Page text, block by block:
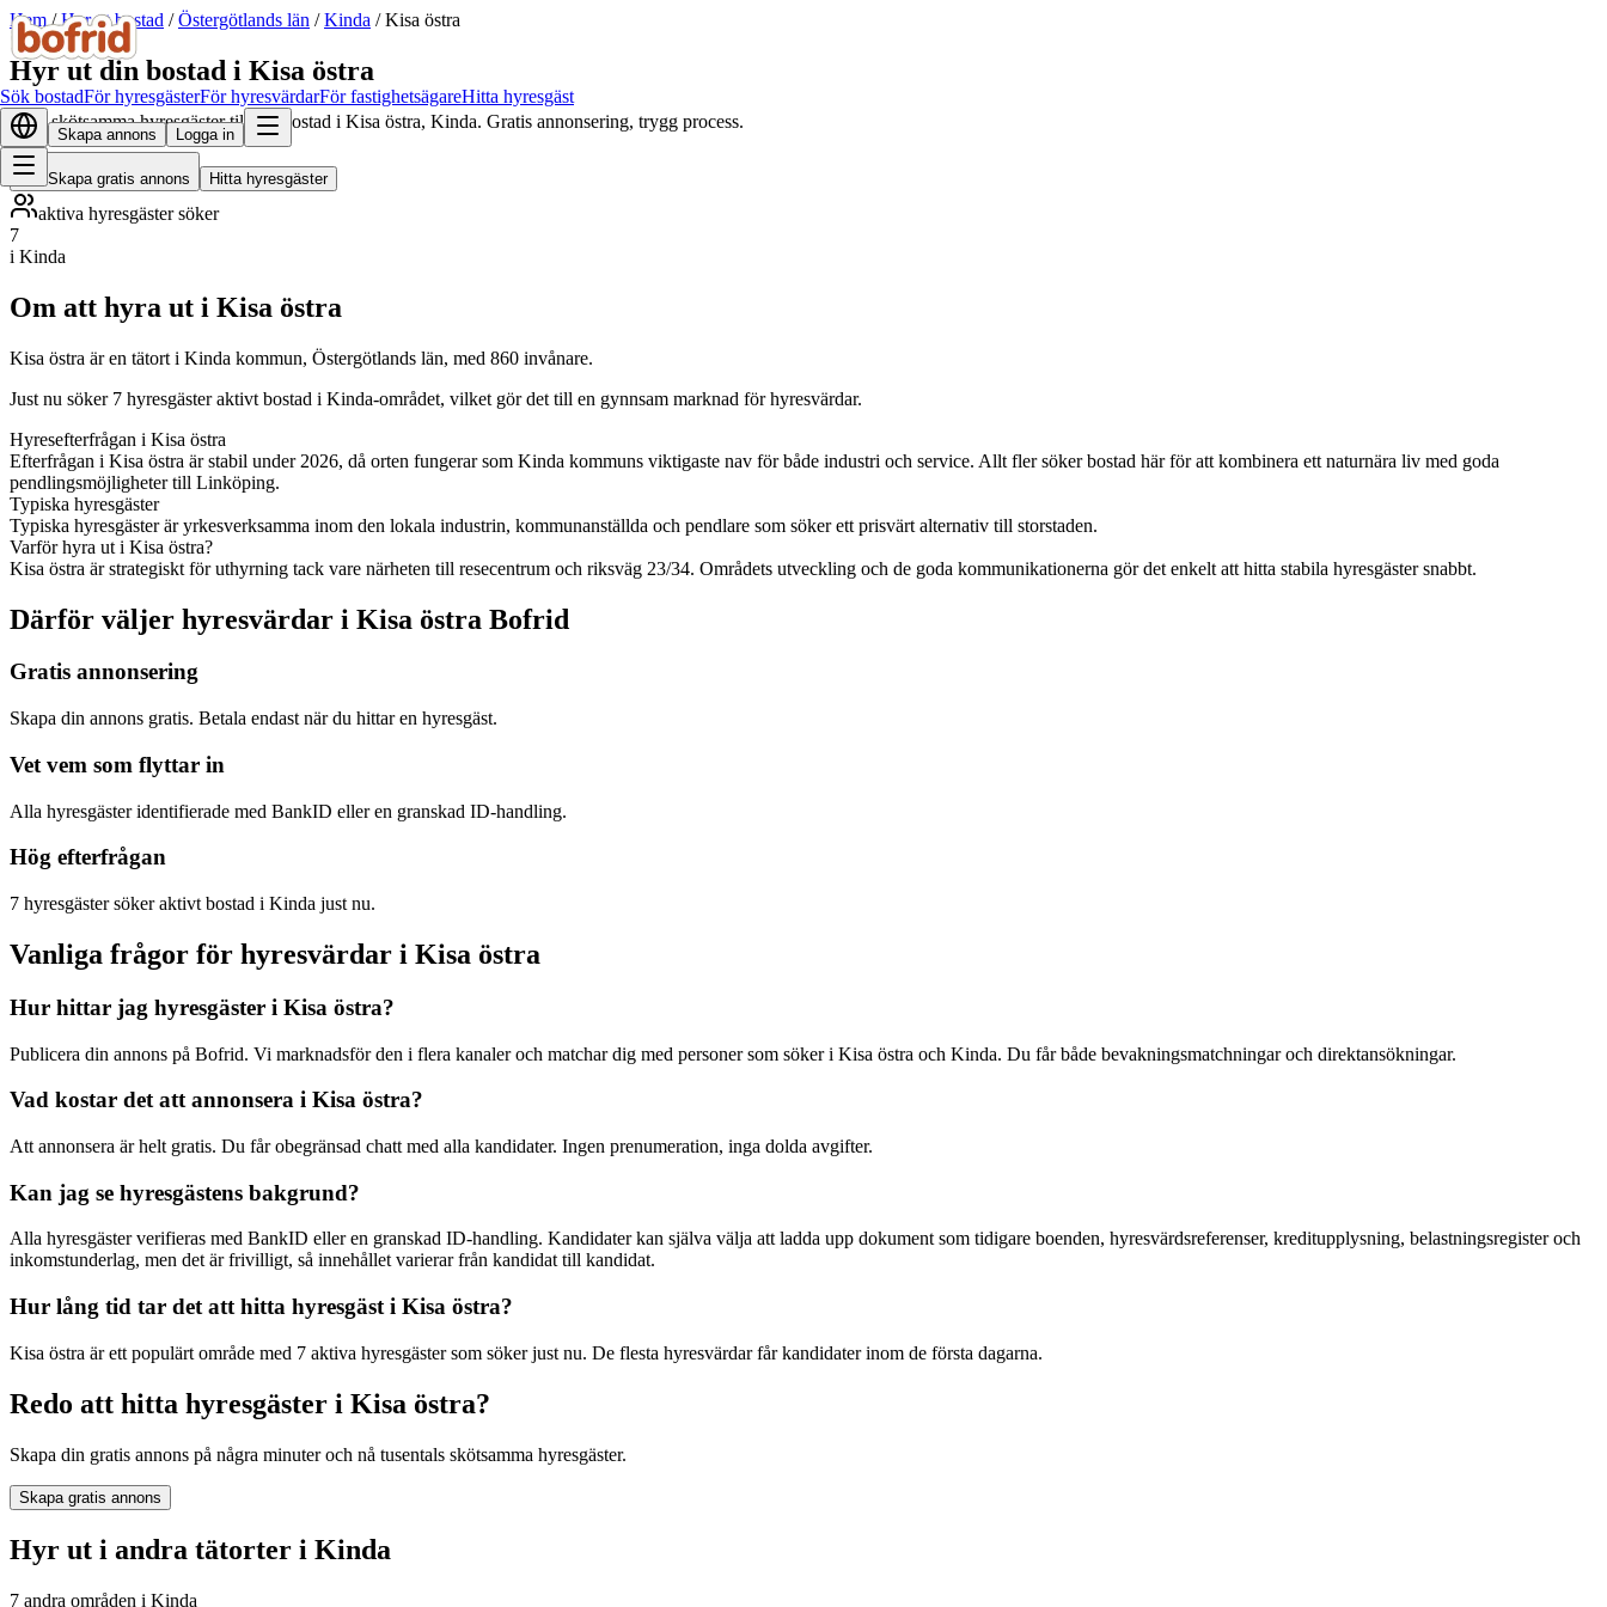
Sök bostadFör hyresgästerFör hyresvärdarFör fastighetsägareHitta hyresgäst
Skapa annons Logga in
Hem/Hyr ut bostad /Östergötlands län /Kinda /Kisa östra
Hyr ut din bostad i Kisa östra
Hitta skötsamma hyresgäster till din bostad i Kisa östra, Kinda. Gratis annonsering, trygg process.
Skapa gratis annons Hitta hyresgäster
aktiva hyresgäster söker
7
i Kinda
Om att hyra ut i Kisa östra
Kisa östra är en tätort i Kinda kommun, Östergötlands län, med 860 invånare.
Just nu söker 7 hyresgäster aktivt bostad i Kinda-området, vilket gör det till en gynnsam marknad för hyresvärdar.
Hyresefterfrågan i Kisa östra
Efterfrågan i Kisa östra är stabil under 2026, då orten fungerar som Kinda kommuns viktigaste nav för både industri och service. Allt fler söker bostad här för att kombinera ett naturnära liv med goda
pendlingsmöjligheter till Linköping.
Typiska hyresgäster
Typiska hyresgäster är yrkesverksamma inom den lokala industrin, kommunanställda och pendlare som söker ett prisvärt alternativ till storstaden.
Varför hyra ut i Kisa östra?
Kisa östra är strategiskt för uthyrning tack vare närheten till resecentrum och riksväg 23/34. Områdets utveckling och de goda kommunikationerna gör det enkelt att hitta stabila hyresgäster snabbt.
Därför väljer hyresvärdar i Kisa östra Bofrid
Gratis annonsering
Skapa din annons gratis. Betala endast när du hittar en hyresgäst.
Vet vem som flyttar in
Alla hyresgäster identifierade med BankID eller en granskad ID-handling.
Hög efterfrågan
7 hyresgäster söker aktivt bostad i Kinda just nu.
Vanliga frågor för hyresvärdar i Kisa östra
Hur hittar jag hyresgäster i Kisa östra?
Publicera din annons på Bofrid. Vi marknadsför den i flera kanaler och matchar dig med personer som söker i Kisa östra och Kinda. Du får både bevakningsmatchningar och direktansökningar.
Vad kostar det att annonsera i Kisa östra?
Att annonsera är helt gratis. Du får obegränsad chatt med alla kandidater. Ingen prenumeration, inga dolda avgifter.
Kan jag se hyresgästens bakgrund?
Alla hyresgäster verifieras med BankID eller en granskad ID-handling. Kandidater kan själva välja att ladda upp dokument som tidigare boenden, hyresvärdsreferenser, kreditupplysning, belastningsregister och
inkomstunderlag, men det är frivilligt, så innehållet varierar från kandidat till kandidat.
Hur lång tid tar det att hitta hyresgäst i Kisa östra?
Kisa östra är ett populärt område med 7 aktiva hyresgäster som söker just nu. De flesta hyresvärdar får kandidater inom de första dagarna.
Redo att hitta hyresgäster i Kisa östra?
Skapa din gratis annons på några minuter och nå tusentals skötsamma hyresgäster.
Skapa gratis annons
Hyr ut i andra tätorter i Kinda
7 andra områden i Kinda